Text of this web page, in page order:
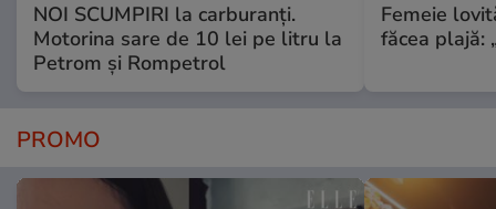
NOI SCUMPIRI la carburanți.
Motorina sare de 10 lei pe litru la
Petrom și Rompetrol
Femeie
făcea plajă:
PROMO